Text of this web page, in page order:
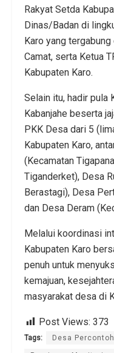
Rakyat Setda
Dinas/Badan di
Karo yang
Camat, serta Ketua
Kabupaten Karo.
​Selain itu, hadir pula
Kabanjahe beserta
PKK Desa dari 5
Kabupaten Karo,
(Kecamatan
Tiganderket), Desa
Berastagi), Desa
dan Desa Deram
Melalui koordinasi
Kabupaten Karo
penuh untuk
kemajuan,
masyarakat desa di
Post Views: 373
Tags: Desa